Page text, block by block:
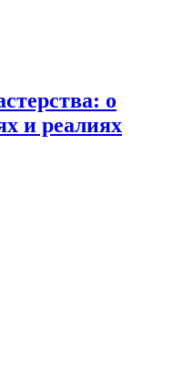
о
и реалиях